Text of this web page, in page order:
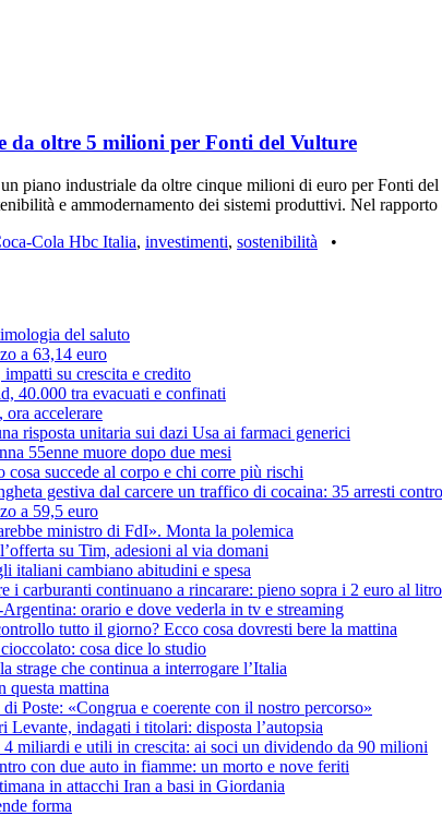
da oltre 5 milioni per Fonti del Vulture
piano industriale da oltre cinque milioni di euro per Fonti
e ammodernamento dei sistemi produttivi. Nel
Cola Hbc Italia, investimenti, sostenibilità •
del saluto
a 63,14 euro
su crescita e credito
40.000 tra evacuati e confinati
accelerare
risposta unitaria sui dazi Usa ai farmaci generici
55enne muore dopo due mesi
cosa succede al corpo e chi corre più rischi
gestiva dal carcere un traffico di cocaina: 35 arresti
a 59,5 euro
ministro di FdI». Monta la polemica
su Tim, adesioni al via domani
italiani cambiano abitudini e spesa
i carburanti continuano a rincarare: pieno sopra i 2 euro al litro
orario e dove vederla in tv e streaming
tutto il giorno? Ecco cosa dovresti bere la mattina
cosa dice lo studio
strage che continua a interrogare l’Italia
questa mattina
Poste: «Congrua e coerente con il nostro percorso»
Levante, indagati i titolari: disposta l’autopsia
miliardi e utili in crescita: ai soci un dividendo da 90 milioni
con due auto in fiamme: un morto e nove feriti
in attacchi Iran a basi in Giordania
forma